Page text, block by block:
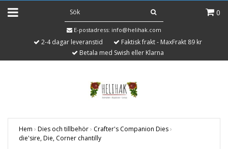
0
E-postadress: info@helihak.com
2-4 dagar leveranstid
Faktisk frakt - MaxFrakt 89 kr
Betala med Swish eller Klarna
Hem › Dies och tillbehör› Crafter's Companion Dies›
die'sire, Die, Corner chantilly